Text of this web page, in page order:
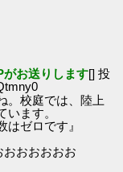
がお送りします[] 投
。校庭では、陸上
ます。
ゼロです』
おおおおおお